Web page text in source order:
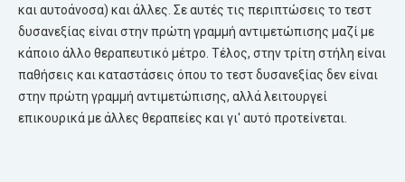
και αυτοάνοσα) και άλλες. Σε αυτές τις περιπτώσεις το τεστ
δυσανεξίας είναι στην πρώτη γραμμή αντιμετώπισης μαζί με
κάποιο άλλο θεραπευτικό μέτρο. Τέλος, στην τρίτη στήλη είναι
παθήσεις και καταστάσεις όπου το τεστ δυσανεξίας δεν είναι
στην πρώτη γραμμή αντιμετώπισης, αλλά λειτουργεί
επικουρικά με άλλες θεραπείες και γι' αυτό προτείνεται.